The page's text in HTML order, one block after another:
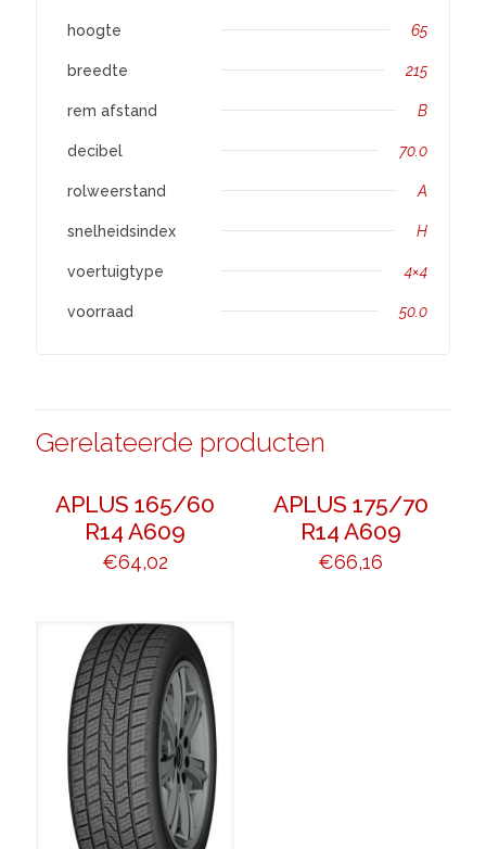
hoogte 65
breedte 215
rem afstand B
decibel 70.0
rolweerstand A
snelheidsindex H
voertuigtype 4×4
voorraad 50.0
Gerelateerde producten
APLUS 165/60
R14 A609
€64,02
APLUS 175/70
R14 A609
€66,16